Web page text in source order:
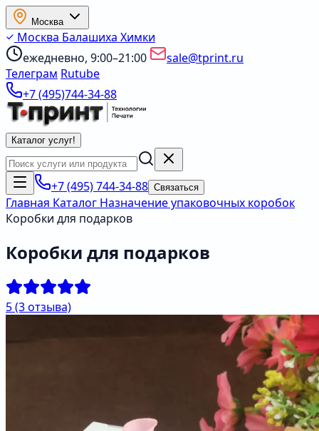
Москва
Москва Балашиха Химки
ежедневно, 9:00–21:00
sale@tprint.ru
Телеграм Rutube
+7 (495)744-34-88
Каталог услуг!
+7 (495) 744-34-88 Связаться
Главная Каталог Назначение упаковочных коробок
Коробки для подарков
Коробки для подарков
5(3 отзыва)